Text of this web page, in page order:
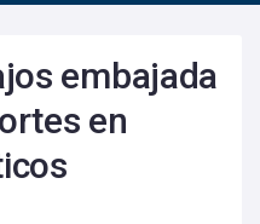
embajada
en